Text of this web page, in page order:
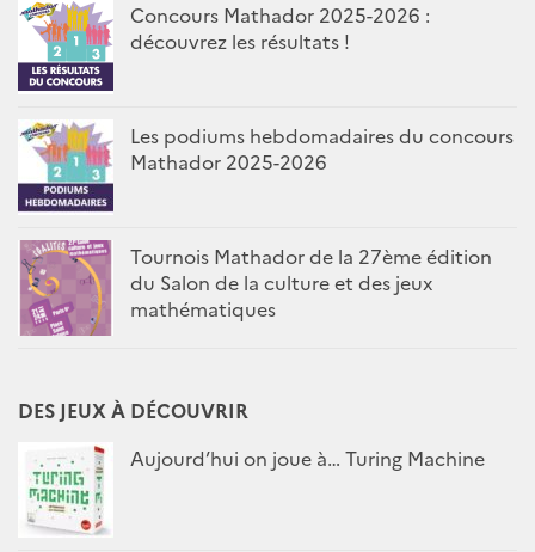
Concours Mathador 2025-2026 :
découvrez les résultats !
Les podiums hebdomadaires du concours
Mathador 2025-2026
Tournois Mathador de la 27ème édition
du Salon de la culture et des jeux
mathématiques
DES JEUX À DÉCOUVRIR
Aujourd’hui on joue à… Turing Machine